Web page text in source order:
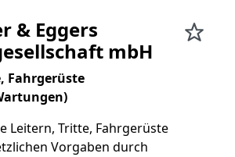
& Eggers
mbH
Fahrgerüste
Leitern, Tritte, Fahrgerüste
Vorgaben durch